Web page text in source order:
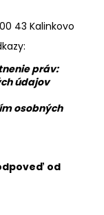
43 Kalinkovo
práv:
údajov
osobných
od